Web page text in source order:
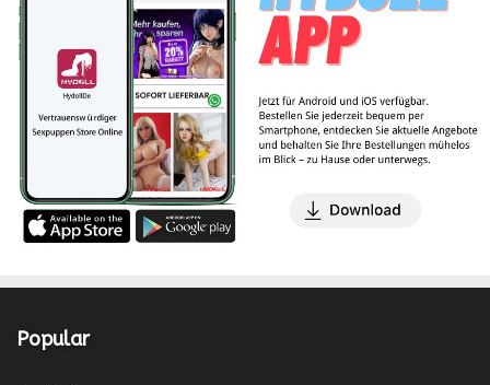
Popular